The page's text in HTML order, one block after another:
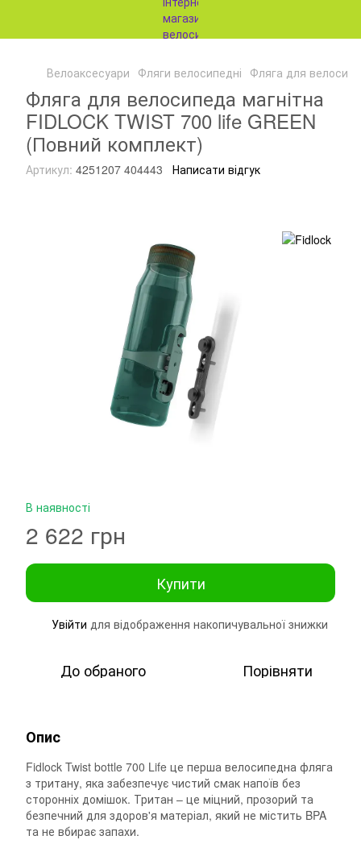
Велоаксесуари Фляги велосипедні Фляга для
Фляга для велосипеда магнітна
FIDLOCK TWIST 700 life GREEN
(Повний комплект)
Артикул: 4251207 404443 Написати відгук
В наявності
2 622 грн
Купити
Увійти для відображення накопичувальної знижки
До обраного Порівняти
Опис
Fidlock Twist bottle 700 Life це перша велосипедна фляга
з тритану, яка забезпечує чистий смак напоїв без
сторонніх домішок. Тритан – це міцний, прозорий та
безпечний для здоров'я матеріал, який не містить BPA
та не вбирає запахи.